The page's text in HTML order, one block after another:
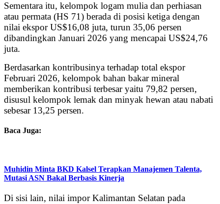
Sementara itu, kelompok logam mulia dan perhiasan
atau permata (HS 71) berada di posisi ketiga dengan
nilai ekspor US$16,08 juta, turun 35,06 persen
dibandingkan Januari 2026 yang mencapai US$24,76
juta.
Berdasarkan kontribusinya terhadap total ekspor
Februari 2026, kelompok bahan bakar mineral
memberikan kontribusi terbesar yaitu 79,82 persen,
disusul kelompok lemak dan minyak hewan atau nabati
sebesar 13,25 persen.
Baca Juga:
Muhidin Minta BKD Kalsel Terapkan Manajemen Talenta,
Mutasi ASN Bakal Berbasis Kinerja
Di sisi lain, nilai impor Kalimantan Selatan pada